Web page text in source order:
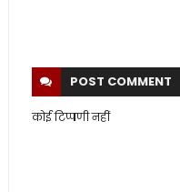
POST COMMENT
कोई टिप्पणी नहीं